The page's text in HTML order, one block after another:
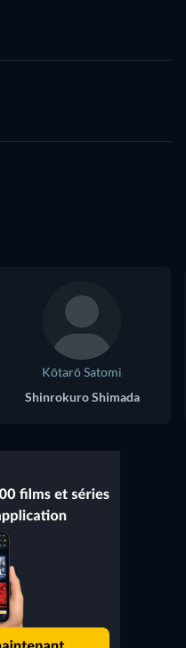
Kōtarō Satomi
Shinrokuro Shimada